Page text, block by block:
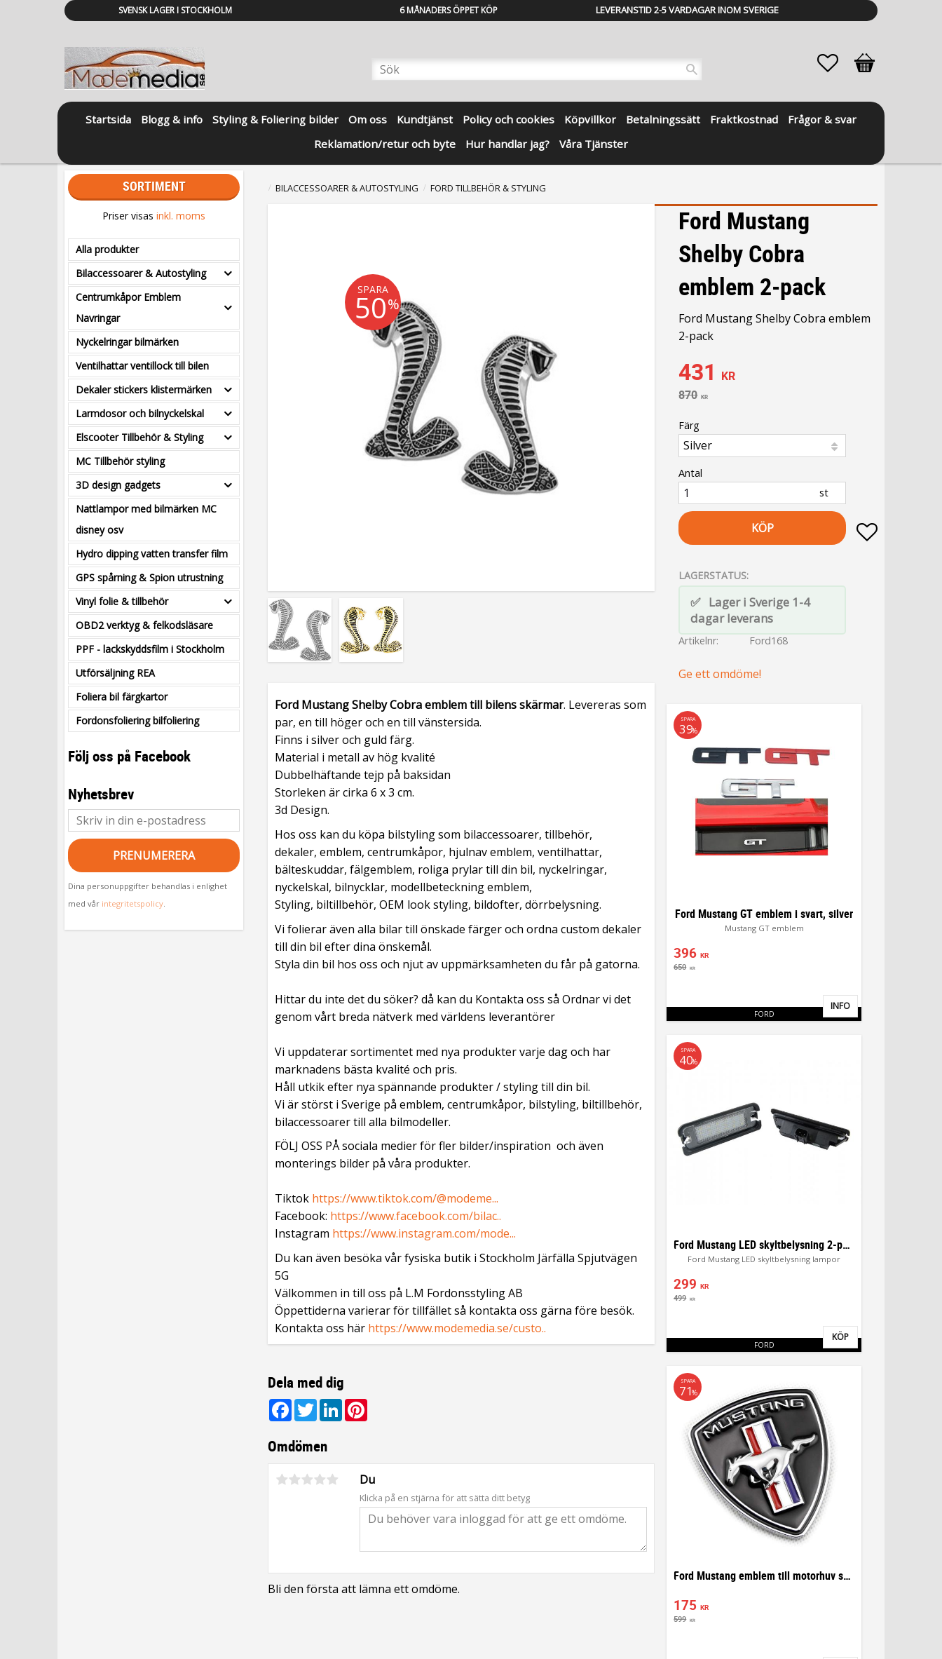
SVENSK LAGER I STOCKHOLM 6 MÅNADERS ÖPPET KÖP LEVERANSTID 2-5 VARDAGAR INOM SVERIGE
Startsida Blogg & info Styling & Foliering bilder Om oss Kundtjänst Policy och cookies Köpvillkor Betalningssätt Fraktkostnad
Frågor & svar
Reklamation/retur och byte
Hur handlar jag? Våra Tjänster
Favoriter
Kundvagn
BILACCESSOARER & AUTOSTYLING FORD TILLBEHÖR & STYLING
Ford Mustang
Shelby Cobra
emblem 2-pack
Ford Mustang Shelby Cobra emblem
2-pack
SPARA
50%
Nedsatt pris:
431 KR
Ordinarie pris:
870 KR
Färg
Antal
st
KÖP Lägg till i
LAGERSTATUS
Lager i Sverige 1-4
dagar leverans
Artikelnr Ford168
Ge ett omdöme!
Ford Mustang Shelby Cobra emblemtill bilens skärmar. Levereras som
par, en till höger och en till vänstersida.
Finns i silver och guld färg.
Material i metall av hög kvalité
Dubbelhäftande tejp på baksidan
Storleken är cirka 6 x 3 cm.
3d Design.
Hos oss kan du köpa bilstyling som bilaccessoarer, tillbehör,
dekaler, emblem, centrumkåpor, hjulnav emblem, ventilhattar,
bälteskuddar, fälgemblem, roliga prylar till din bil, nyckelringar,
nyckelskal, bilnycklar, modellbeteckning emblem,
Styling, biltillbehör, OEM look styling, bildofter, dörrbelysning.
Vi folierar även alla bilar till önskade färger och ordna custom dekaler
till din bil efter dina önskemål.
Styla din bil hos oss och njut av uppmärksamheten du får på gatorna.
Hittar du inte det du söker? då kan du Kontakta oss så Ordnar vi det
genom vårt breda nätverk med världens leverantörer
Vi uppdaterar sortimentet med nya produkter varje dag och har
marknadens bästa kvalité och pris.
Håll utkik efter nya spännande produkter / styling till din bil.
Vi är störst i Sverige på emblem, centrumkåpor, bilstyling, biltillbehör,
bilaccessoarer till alla bilmodeller.
FÖLJ OSS PÅ sociala medier för fler bilder/inspiration och även
monterings bilder på våra produkter.
Tiktok https://www.tiktok.com/@modeme...
Facebook: https://www.facebook.com/bilac..
Instagram https://www.instagram.com/mode...
Du kan även besöka vår fysiska butik i Stockholm Järfälla Spjutvägen
5G
Välkommen in till oss på L.M Fordonsstyling AB
Öppettiderna varierar för tillfället så kontakta oss gärna före besök.
Kontakta oss här https://www.modemedia.se/custo..
Dela med dig
Facebook
TwitterLinkedIn
Omdömen
Du
Klicka på en stjärna för att sätta ditt betyg
Bli den första att lämna ett omdöme.
Ford Mustang GT emblem i svart, silver
Mustang GT emblem
396 KR
650 KR
SPARA
39%
FORD Lägg till i favoriter
INFO
Ford Mustang LED skyltbelysning 2-pack lampor
Ford Mustang LED skyltbelysning lampor
299 KR
499 KR
SPARA
40%
FORD Lägg till i favoriter
KÖP
Ford Mustang emblem till motorhuv skärmar
175 KR
599 KR
SPARA
71%
SORTIMENT
Priser visasinkl. moms
Alla produkter
Bilaccessoarer & Autostyling
Centrumkåpor Emblem
Navringar
Nyckelringar bilmärken
Ventilhattar ventillock till bilen
Dekaler stickers klistermärken
Larmdosor och bilnyckelskal
Elscooter Tillbehör & Styling
MC Tillbehör styling
3D design gadgets
Nattlampor med bilmärken MC
disney osv
Hydro dipping vatten transfer film
GPS spårning & Spion utrustning
Vinyl folie & tillbehör
OBD2 verktyg & felkodsläsare
PPF - lackskyddsfilm i Stockholm
Utförsäljning REA
Foliera bil färgkartor
Fordonsfoliering bilfoliering
Följ oss på Facebook
Nyhetsbrev
PRENUMERERA
Dina personuppgifter behandlas i enlighet
med vår integritetspolicy.